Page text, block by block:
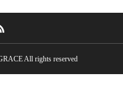
All rights reserved